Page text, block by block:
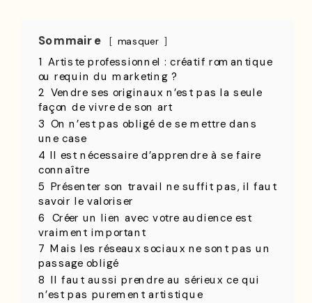
Sommaire masquer
1 Artiste professionnel : créatif romantique
ou requin du marketing ?
2 Vendre ses originaux n’est pas la seule
façon de vivre de son art
3 On n’est pas obligé de se mettre dans
une case
4 Il est nécessaire d’apprendre à se faire
connaître
5 Présenter son travail ne suffit pas, il faut
savoir le valoriser
6
Créer un lien avec votre audience est
vraiment important
7 Mais les réseaux sociaux ne sont pas un
passage obligé
8 Il faut aussi prendre au sérieux ce qui
n’est pas purement artistique